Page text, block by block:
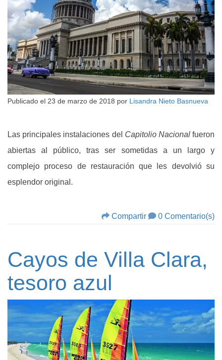
Publicado el 23 de marzo de 2018 por Lisandra Nieto Basnueva
Las principales instalaciones del Capitolio Nacionalfueron
abiertas al público, tras ser sometidas a un largo y
complejo proceso de restauración que les devolvió su
esplendor original.
Compartir 0 Comentario(s)
Cayos de Villa Clara,
tesoro azul